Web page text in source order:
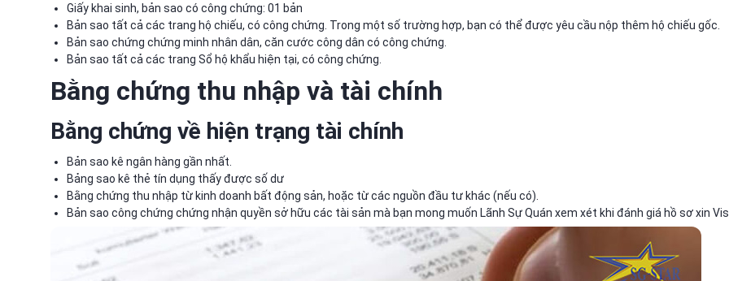
Giấy khai sinh, bản sao có công chứng: 01 bản
Bản sao tất cả các trang hộ chiếu, có công chứng. Trong một số trường hợp, bạn có thể được yêu cầu nộp thêm hộ chiếu gốc.
Bản sao chứng chứng minh nhân dân, căn cước công dân có công chứng.
Bản sao tất cả các trang Sổ hộ khẩu hiện tại, có công chứng.
Bằng chứng thu nhập và tài chính
Bằng chứng về hiện trạng tài chính
Bản sao kê ngân hàng gần nhất.
Bảng sao kê thẻ tín dụng thấy được số dư
Bằng chứng thu nhập từ kinh doanh bất động sản, hoặc từ các nguồn đầu tư khác (nếu có).
Bản sao công chứng chứng nhận quyền sở hữu các tài sản mà bạn mong muốn Lãnh Sự Quán xem xét khi đánh giá hồ sơ xin